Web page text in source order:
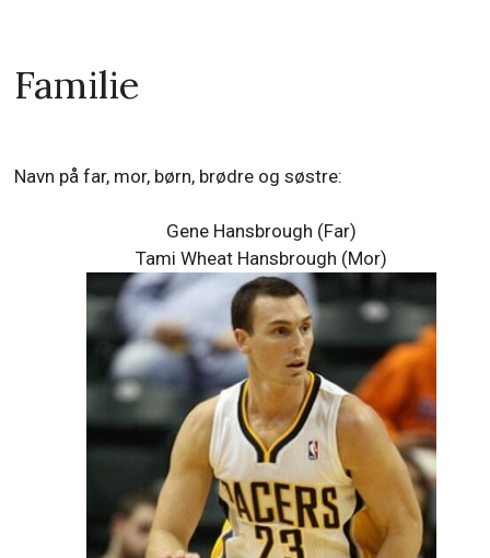
Familie
Navn på far, mor, børn, brødre og søstre:
Gene Hansbrough (Far)
Tami Wheat Hansbrough (Mor)